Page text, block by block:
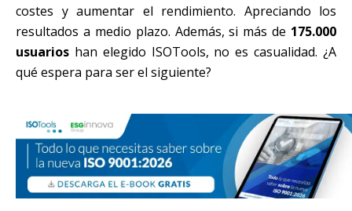
costes y aumentar el rendimiento. Apreciando los
resultados a medio plazo. Además, si más de 175.000
usuarios han elegido ISOTools, no es casualidad. ¿A
qué espera para ser el siguiente?